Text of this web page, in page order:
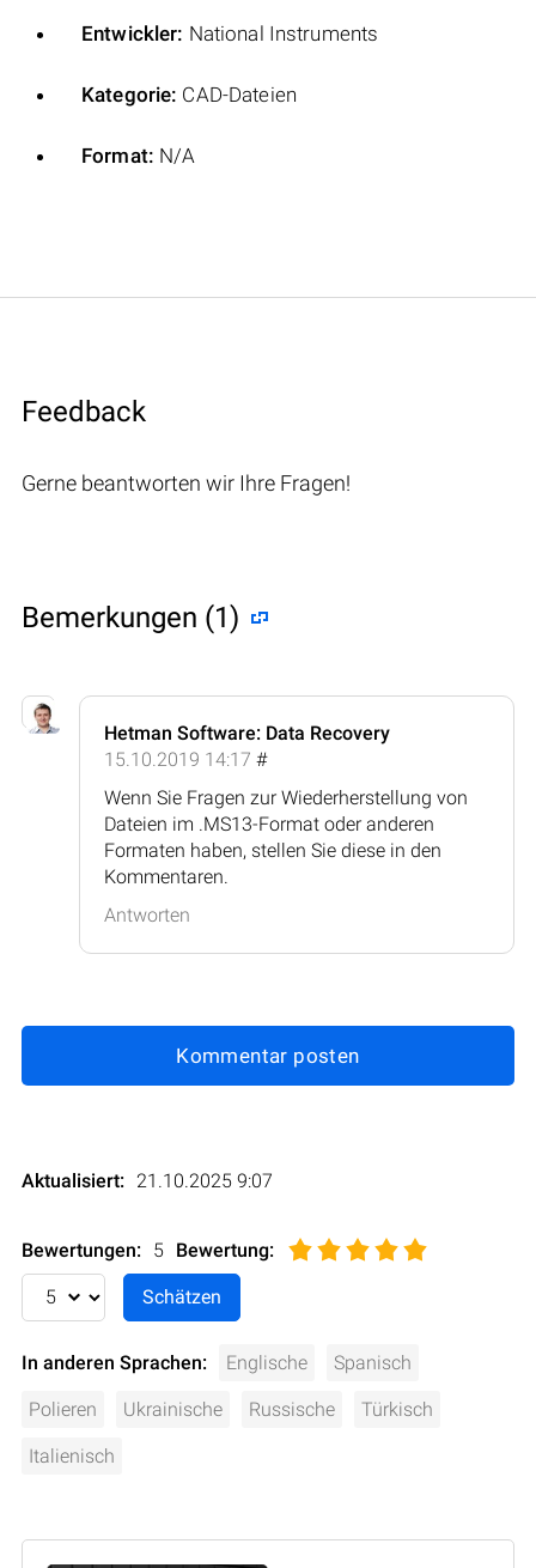
Entwickler: National Instruments
Kategorie: CAD-Dateien
Format: N/A
Feedback
Gerne beantworten wir Ihre Fragen!
Bemerkungen (1)
Hetman Software: Data Recovery
15.10.2019 14:17 #
Wenn Sie Fragen zur Wiederherstellung von
Dateien im .MS13-Format oder anderen
Formaten haben, stellen Sie diese in den
Kommentaren.
Antworten
Kommentar posten
Aktualisiert: 21.10.2025 9:07
Bewertungen: 5 Bewertung:
In anderen Sprachen: Englische Spanisch
Polieren Ukrainische Russische Türkisch
Italienisch